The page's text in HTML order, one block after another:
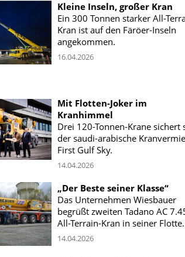
Kleine Inseln, großer Kran
Ein 300 Tonnen starker All-
Kran ist auf den Färöer-Inseln
angekommen.
16.04.2026
Mit Flotten-Joker im
Kranhimmel
Drei 120-Tonnen-Krane sichert
der saudi-arabische
First Gulf Sky.
14.04.2026
„Der Beste seiner Klasse“
Das Unternehmen Wiesbauer
begrüßt zweiten Tadano AC
All-Terrain-Kran in seiner Flotte.
14.04.2026